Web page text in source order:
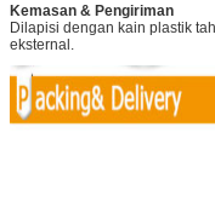
Kemasan & Pengiriman
Dilapisi dengan kain plastik
eksternal.